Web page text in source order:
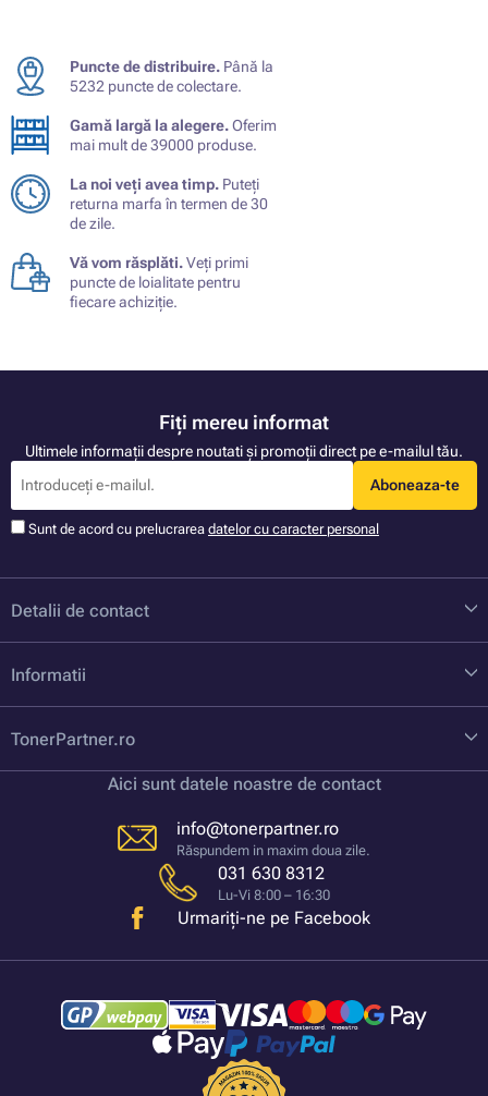
Puncte de distribuire. Până la
5232 puncte de colectare.
Gamă largă la alegere.Oferim
mai mult de 39000 produse.
La noi veți avea timp. Puteți
returna marfa în termen de 30
de zile.
Vă vom răsplăti.Veți primi
puncte de loialitate pentru
fiecare achiziție.
Fiți mereu informat
Ultimele informații despre noutati și promoții direct pe e-mailul tău.
Aboneaza-te
Sunt de acord cu prelucrarea datelor cu caracter personal
Detalii de contact
Informatii
TonerPartner.ro
Aici sunt datele noastre de contact
info@tonerpartner.ro
Răspundem in maxim doua zile.
031 630 8312
Lu-Vi 8:00 – 16:30
Urmariți-ne pe Facebook